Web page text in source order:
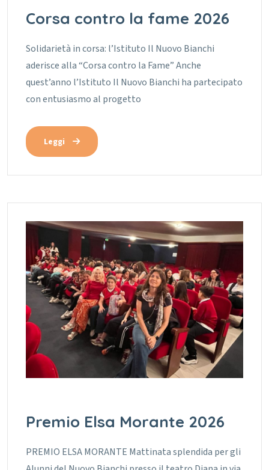
Corsa contro la fame 2026
Solidarietà in corsa: l’Istituto Il Nuovo Bianchi
aderisce alla “Corsa contro la Fame” Anche
quest’anno l’Istituto Il Nuovo Bianchi ha partecipato
con entusiasmo al progetto
Leggi
Premio Elsa Morante 2026
PREMIO ELSA MORANTE Mattinata splendida per gli